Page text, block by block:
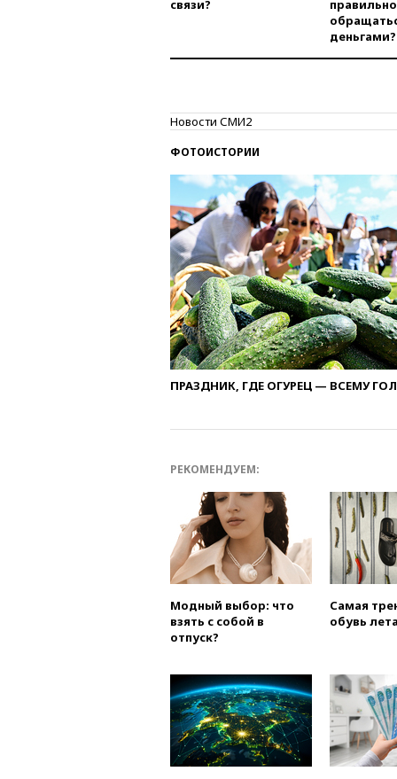
связи?
правильно
деньгами?
Новости СМИ2
ФОТОИСТОРИИ
ПРАЗДНИК, ГДЕ ОГУРЕЦ — ВСЕМУ
РЕКОМЕНДУЕМ:
Модный выбор: что
взять с собой в
отпуск?
Самая
обувь